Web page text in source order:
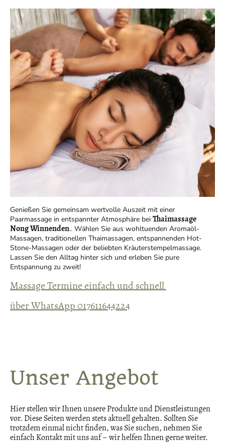
Genießen Sie gemeinsam wertvolle Auszeit mit einer
Paarmassage in entspannter Atmosphäre bei Thaimassage
Nong Winnenden.. Wählen Sie aus wohltuenden Aromaöl-
Massagen, traditionellen Thaimassagen, entspannenden Hot-
Stone-Massagen oder der beliebten Kräuterstempelmassage.
Lassen Sie den Alltag hinter sich und erleben Sie pure
Entspannung zu zweit!
Massage Termine einfach und schnell
über WhatsApp 017611644224
Unser Angebot
Hier stellen wir Ihnen unsere Produkte und Dienstleistungen
vor. Diese Seiten werden stets aktuell gehalten. Sollten Sie
trotzdem einmal nicht finden, was Sie suchen, nehmen Sie
einfach Kontakt mit uns auf – wir helfen Ihnen gerne weiter.